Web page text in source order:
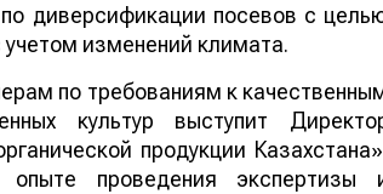
диверсификации посевов с
изменений климата.
по требованиям к
культур выступит
продукции
проведения экспертизы